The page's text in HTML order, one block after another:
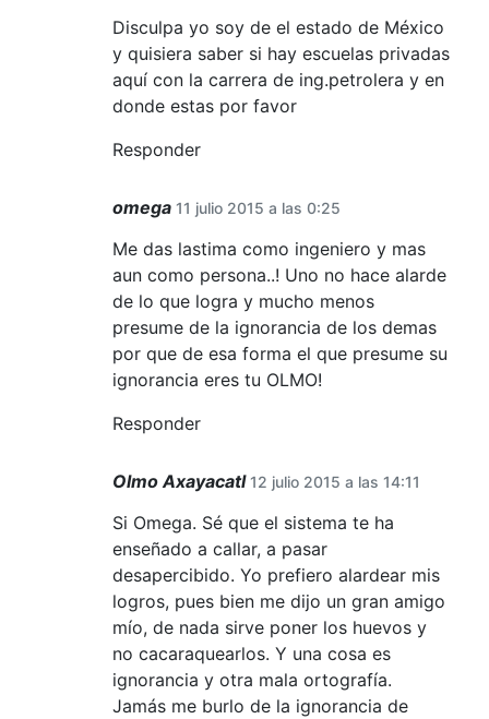
Disculpa yo soy de el estado de México
y quisiera saber si hay escuelas privadas
aquí con la carrera de ing.petrolera y en
donde estas por favor
Responder
omega 11 julio 2015 a las 0:25
Me das lastima como ingeniero y mas
aun como persona..! Uno no hace alarde
de lo que logra y mucho menos
presume de la ignorancia de los demas
por que de esa forma el que presume su
ignorancia eres tu OLMO!
Responder
Olmo Axayacatl 12 julio 2015 a las 14:11
Si Omega. Sé que el sistema te ha
enseñado a callar, a pasar
desapercibido. Yo prefiero alardear mis
logros, pues bien me dijo un gran amigo
mío, de nada sirve poner los huevos y
no cacaraquearlos. Y una cosa es
ignorancia y otra mala ortografía.
Jamás me burlo de la ignorancia de